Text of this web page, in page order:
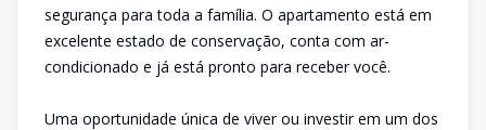
segurança para toda a família. O apartamento está em
excelente estado de conservação, conta com ar-
condicionado e já está pronto para receber você.
Uma oportunidade única de viver ou investir em um dos